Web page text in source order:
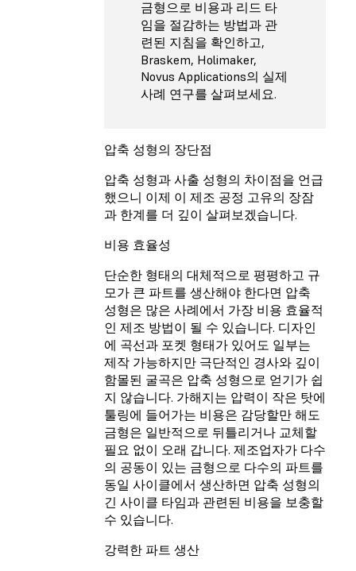
금형으로 비용과 리드 타
임을 절감하는 방법과 관
련된 지침을 확인하고,
Braskem, Holimaker,
Novus Applications의 실제
사례 연구를 살펴보세요.
압축 성형의 장단점
압축 성형과 사출 성형의 차이점을 언급
했으니 이제 이 제조 공정 고유의 장잠
과 한계를 더 깊이 살펴보겠습니다.
비용 효율성
단순한 형태의 대체적으로 평평하고 규
모가 큰 파트를 생산해야 한다면 압축
성형은 많은 사례에서 가장 비용 효율적
인 제조 방법이 될 수 있습니다. 디자인
에 곡선과 포켓 형태가 있어도 일부는
제작 가능하지만 극단적인 경사와 깊이
함몰된 굴곡은 압축 성형으로 얻기가 쉽
지 않습니다. 가해지는 압력이 작은 탓에
툴링에 들어가는 비용은 감당할만 해도
금형은 일반적으로 뒤틀리거나 교체할
필요 없이 오래 갑니다. 제조업자가 다수
의 공동이 있는 금형으로 다수의 파트를
동일 사이클에서 생산하면 압축 성형의
긴 사이클 타임과 관련된 비용을 보충할
수 있습니다.
강력한 파트 생산